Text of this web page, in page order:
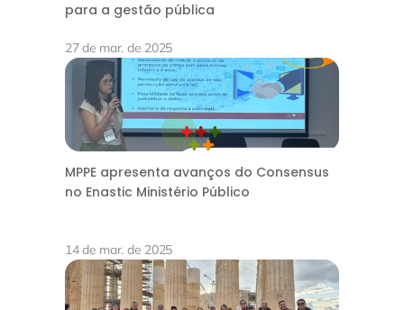
para a gestão pública
27 de mar. de 2025
MPPE apresenta avanços do Consensus
no Enastic Ministério Público
14 de mar. de 2025